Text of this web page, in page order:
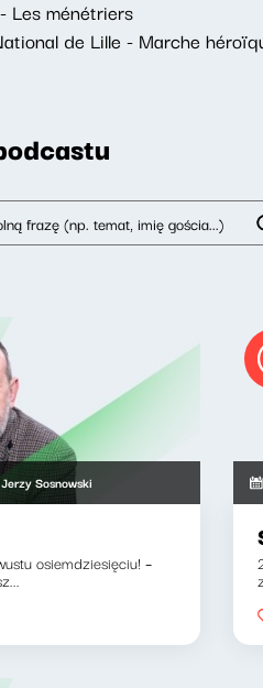
Les ménétriers
de Lille - Marche
Jerzy Sosnowski
osiemdziesięciu! –